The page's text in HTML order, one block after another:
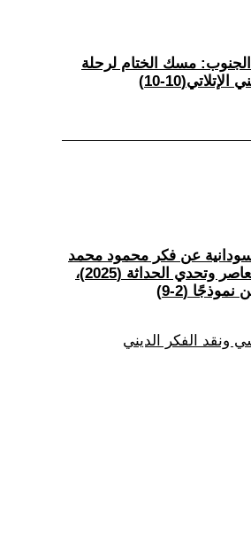
الجنوب: مسك الختام لرحلة
10)
عن فكر محمود محمد
طه- كتاب: الإسلام المعاصر وتحدي الحداثة (2025)،
(2-9)
ونقد الفكر الديني